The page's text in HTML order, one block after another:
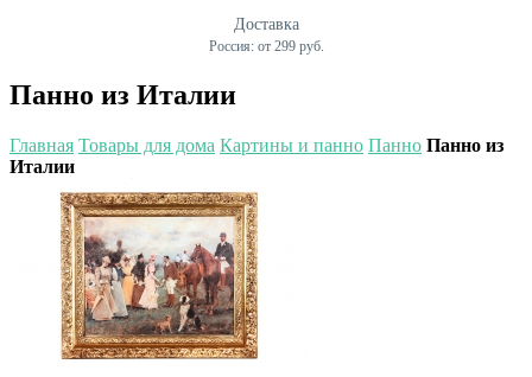
Доставка
Россия: от 299 руб.
Панно из Италии
Главная Товары для дома Картины и панно Панно Панно из
Италии